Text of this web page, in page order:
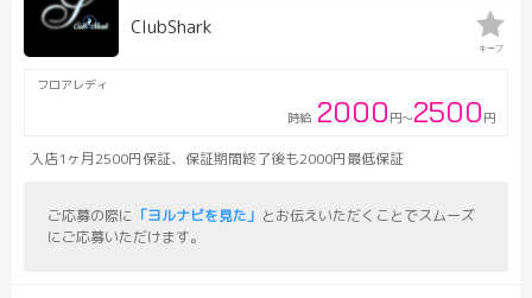
ClubShark
フロアレディ
時給 2000 円～2500 円
キープ
入店1ヶ月2500円保証、保証期間終了後も2000円最低保証
ご応募の際に 「ヨルナビを見た」 とお伝えいただくことでスムーズ
にご応募いただけます。